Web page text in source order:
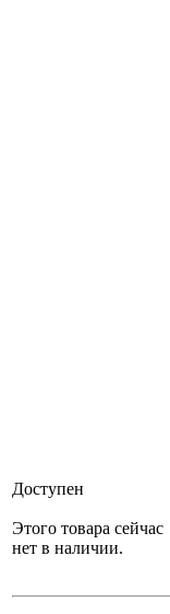
Доступен
Этого товара сейчас
нет в наличии.